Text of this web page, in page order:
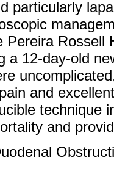
particularly
Pereira Rossell
a 12-day-old
and
technique
and